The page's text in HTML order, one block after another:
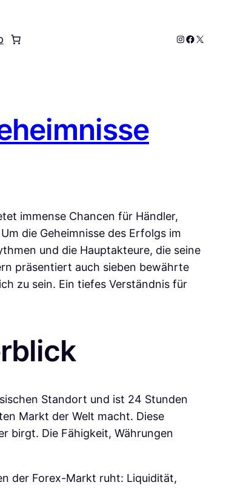
Instagram
X
immense Chancen für Händler,
die Geheimnisse des Erfolgs im
und die Hauptakteure, die seine
präsentiert auch sieben bewährte
zu sein. Ein tiefes Verständnis für
Standort und ist 24 Stunden
Markt der Welt macht. Diese
birgt. Die Fähigkeit, Währungen
der Forex-Markt ruht: Liquidität,